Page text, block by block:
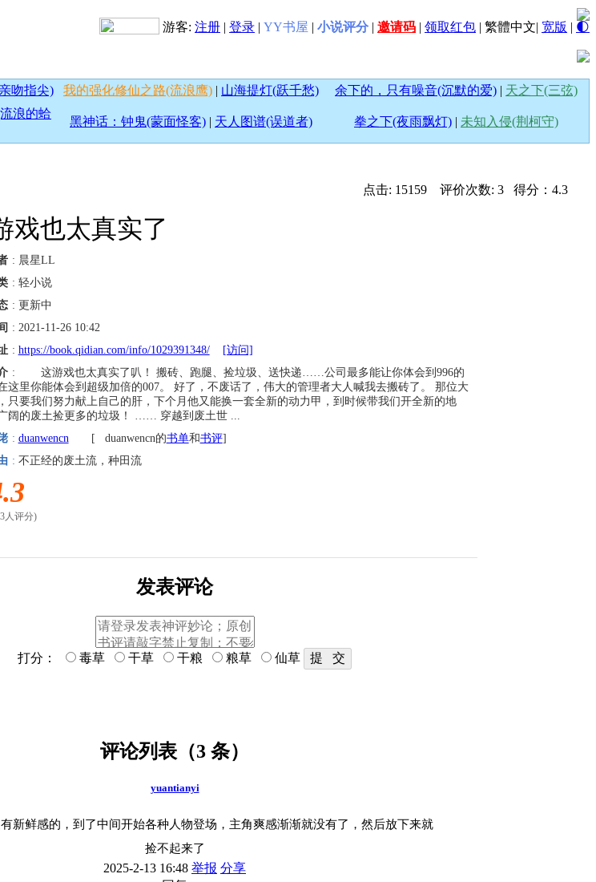
游客: 注册 | 登录 | YY书屋 | 小说评分 | 邀请码 | 领取红包 | 繁體中文| 宽版 | 🌓
吻指尖) 我的强化修仙之路(流浪鹰) | 山海提灯(跃千愁) 余下的，只有噪音(沉默的爱) | 天之下(三弦)
浪的蛤
黑神话：钟鬼(蒙面怪客) | 天人图谱(误道者) 拳之下(夜雨飘灯) | 未知入侵(荆柯守)
点击: 15159 评价次数: 3 得分：4.3
戏也太真实了
: 晨星LL
: 轻小说
: 更新中
: 2021-11-26 10:42
: https://book.qidian.com/info/1029391348/
[访问]
: 这游戏也太真实了叭！ 搬砖、跑腿、捡垃圾、送快递……公司最多能让你体会到996的
这里你能体会到超级加倍的007。 好了，不废话了，伟大的管理者大人喊我去搬砖了。 那位大
只要我们努力献上自己的肝，下个月他又能换一套全新的动力甲，到时候带我们开全新的地
阔的废土捡更多的垃圾！ …… 穿越到废土世 ...
: duanwencn [ duanwencn的书单和书评]
: 不正经的废土流，种田流
人评分)
发表评论
打分： 毒草 干草 干粮 粮草 仙草
评论列表（3 条）
yuantianyi
新鲜感的，到了中间开始各种人物登场，主角爽感渐渐就没有了，然后放下来就
捡不起来了
2025-2-13 16:48 举报 分享